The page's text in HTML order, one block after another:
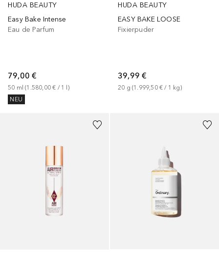
HUDA BEAUTY
Easy Bake Intense
Eau de Parfum
79,00 €
50 ml (1.580,00 € / 1 l)
NEU
HUDA BEAUTY
EASY BAKE LOOSE
Fixierpuder
39,99 €
20 g (1.999,50 € / 1 kg)
Größe